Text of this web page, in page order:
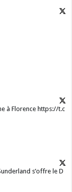
à Florence https://t.c
s’offre le D